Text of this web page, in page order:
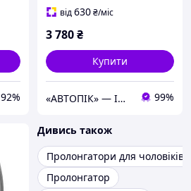
92%
від630₴/міс
3 780₴
Купити
«АВТОПІК» — ІНТЕРНЕТ МАГАЗИН АВТОТОВАРІВ 99%
Дивись також
Пролонгатори для чоловіків
Пролонгатор